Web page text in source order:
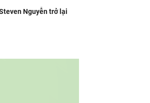
Nguyễn trở lại